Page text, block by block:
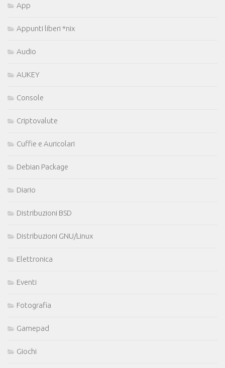
App
Appunti liberi *nix
Audio
AUKEY
Console
Criptovalute
Cuffie e Auricolari
Debian Package
Diario
Distribuzioni BSD
Distribuzioni GNU/Linux
Elettronica
Eventi
Fotografia
Gamepad
Giochi